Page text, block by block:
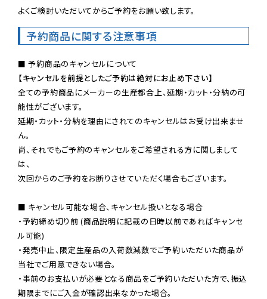
よくご検討いただいてからご予約をお願い致します。
予約商品に関する注意事項
【キャンセルを前提としたご予約は絶対にお止め下さい】
全ての予約商品にメーカーの生産都合上、延期・カット・分納の可
能性がございます。
延期・カット・分納を理由にされてのキャンセルはお受け出来ませ
ん。
尚、それでもご予約のキャンセルをご希望される方に関しまして
は、
次回からのご予約をお断りさせていただく場合もございます。
■ キャンセル可能な場合、キャンセル扱いとなる場合
・予約締め切り前 (商品説明に記載の日時以前であればキャンセ
ル可能)
・発売中止、限定生産品の入荷数減数でご予約いただいた商品が
当社でご用意できない場合。
・事前のお支払いが必要となる商品をご予約いただいた方で、振込
期限までにご入金が確認出来なかった場合。